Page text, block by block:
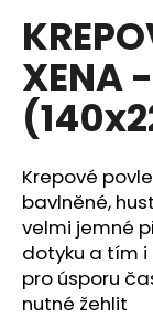
produktu
je
0,0
z
5
hvězdiček.
XENA
Krepové
bavlněné,
velmi jemné
dotyku a tím i
pro úsporu
nutné žehlit
a
j
í
t
?